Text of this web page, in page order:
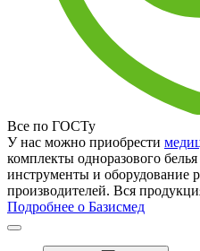
Все по ГОСТу
У нас можно приобрести
комплекты одноразового
инструменты и оборудование
производителей. Вся
Подробнее о Базисмед